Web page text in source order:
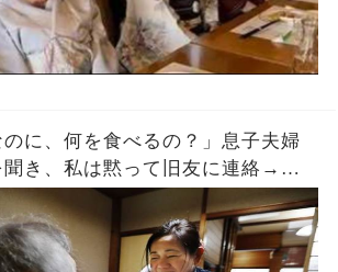
のに、何を食べるの？」息子夫婦
き、私は黙って旧友に連絡→三
社への“出資中止通知”が届き二人
。